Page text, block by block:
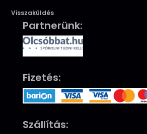
Visszaküldés
Partnerünk:
Fizetés:
Szállítás: